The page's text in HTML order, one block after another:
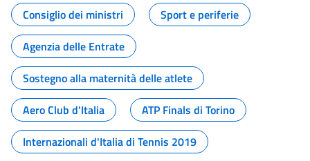
Consiglio dei ministri
Sport e periferie
Agenzia delle Entrate
Sostegno alla maternità delle atlete
Aero Club d'Italia
ATP Finals di Torino
Internazionali d'Italia di Tennis 2019